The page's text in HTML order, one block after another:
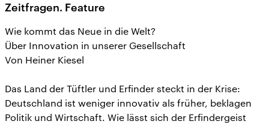
Zeitfragen. Feature
Wie kommt das Neue in die Welt?
Über Innovation in unserer Gesellschaft
Von Heiner Kiesel
Das Land der Tüftler und Erfinder steckt in der Krise:
Deutschland ist weniger innovativ als früher, beklagen
Politik und Wirtschaft. Wie lässt sich der Erfindergeist